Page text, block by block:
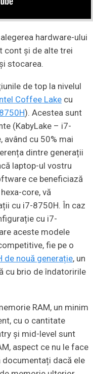
hardware-ului
cont și de alte trei
stocarea.
de top la nivelul
Coffee Lakecu
). Acestea sunt
(KabyLake – i7-
având cu 50% mai
dintre generații
laptop-ul vostru
ce beneficiază
core, vă
cu i7-8750H. În caz
cu i7-
aceste modele
fie pe o
de nouă generație, un
cu brio de îndatoririle
RAM, un minim
cu o cantitate
și mid-level sunt
aspect ce nu le face
documentați dacă ele